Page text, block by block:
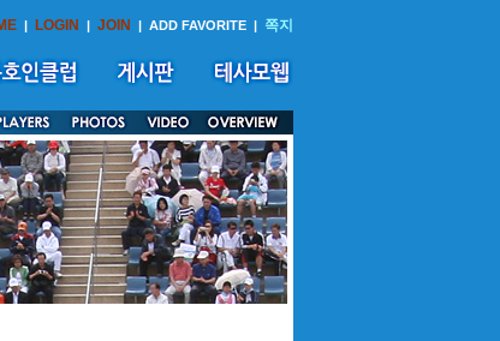
| LOGIN | JOIN | ADD FAVORITE | 쪽지